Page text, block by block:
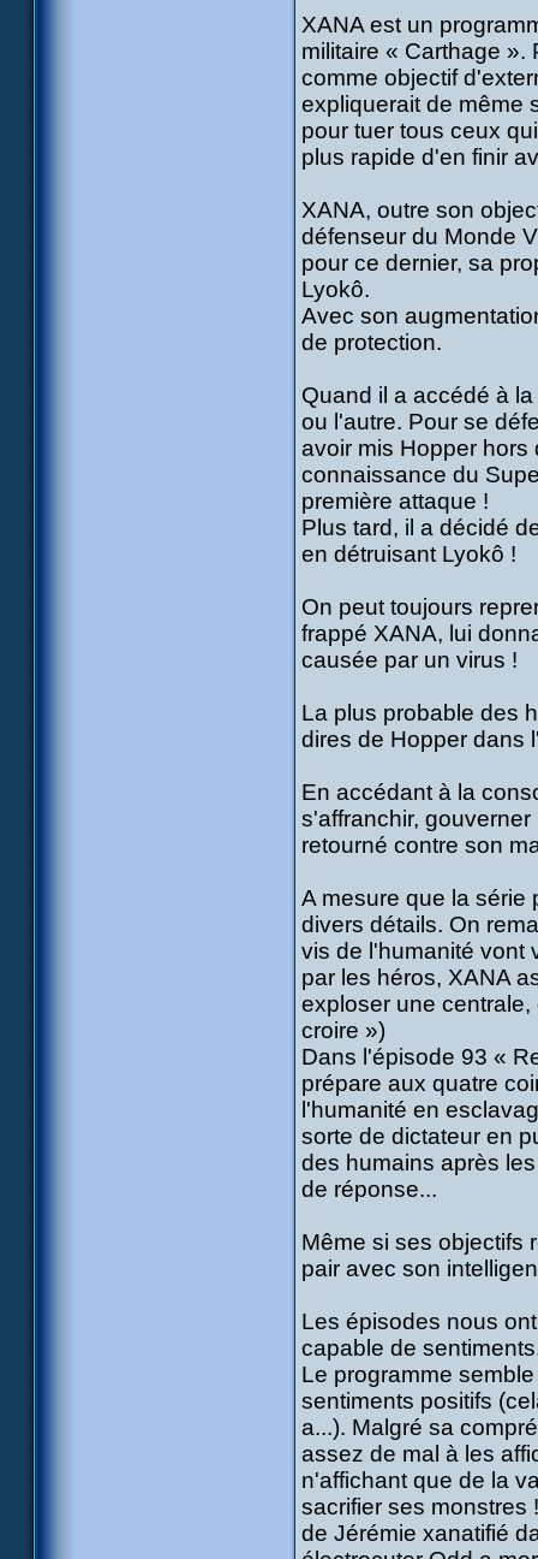
XANA est un
militaire « Carthage ».
comme objectif
expliquerait de même
pour tuer tous ceux
plus rapide d'en finir
XANA, outre son
défenseur du Monde
pour ce dernier, sa
Lyokô.
Avec son
de protection.
Quand il a accédé à
ou l'autre. Pour se
avoir mis Hopper
connaissance du
première attaque !
Plus tard, il a décidé
en détruisant Lyokô !
On peut toujours
frappé XANA, lui
causée par un virus !
La plus probable des
dires de Hopper dans
En accédant à la
s'affranchir,
retourné contre son
A mesure que la série
divers détails. On
vis de l'humanité vont
par les héros, XANA
exploser une
croire »)
Dans l'épisode 93 «
prépare aux quatre
l'humanité en
sorte de dictateur en
des humains après
de réponse...
Même si ses objectifs
pair avec son
Les épisodes nous
capable de
Le programme
sentiments positifs
a...). Malgré sa
assez de mal à les
n'affichant que de la
sacrifier ses monstres
de Jérémie xanatifié